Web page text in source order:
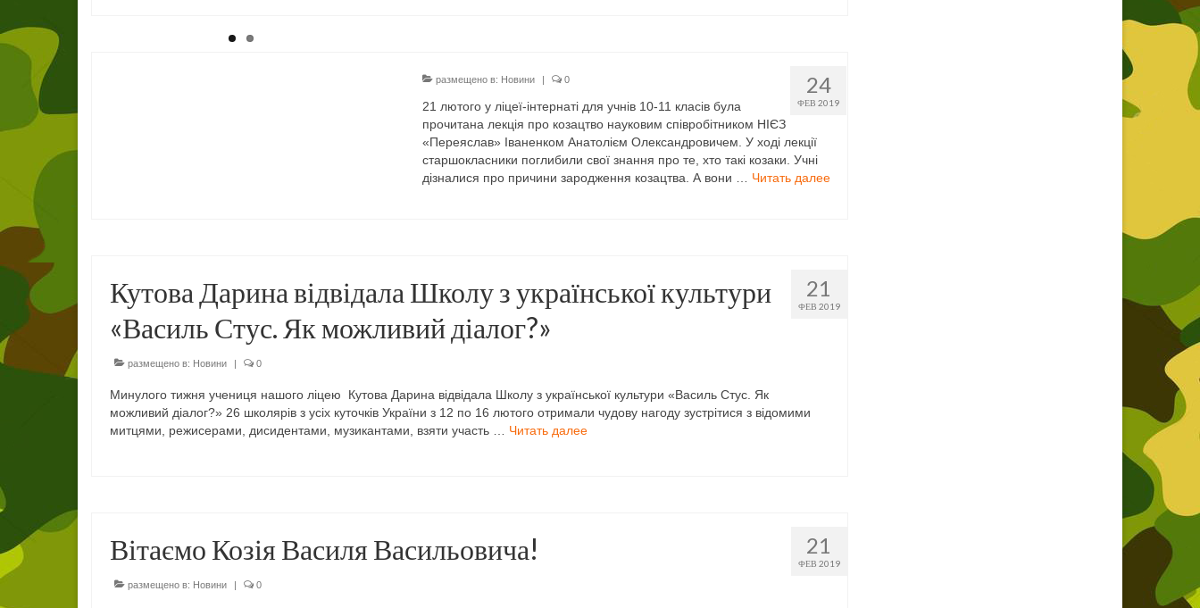
24
ФЕВ 2019
размещено в: Новини | 0
21 лютого у ліцеї-інтернаті для учнів 10-11 класів була
прочитана лекція про козацтво науковим співробітником НІЄЗ
«Переяслав» Іваненком Анатолієм Олександровичем. У ході лекції
старшокласники поглибили свої знання про те, хто такі козаки. Учні
дізналися про причини зародження козацтва. А вони … Читать далее
21
ФЕВ 2019
Кутова Дарина відвідала Школу з української культури
«Василь Стус. Як можливий діалог?»
размещено в: Новини | 0
Минулого тижня учениця нашого ліцею Кутова Дарина відвідала Школу з української культури «Василь Стус. Як
можливий діалог?» 26 школярів з усіх куточків України з 12 по 16 лютого отримали чудову нагоду зустрітися з відомими
митцями, режисерами, дисидентами, музикантами, взяти участь … Читать далее
21
ФЕВ 2019
Вітаємо Козія Василя Васильовича!
размещено в: Новини | 0